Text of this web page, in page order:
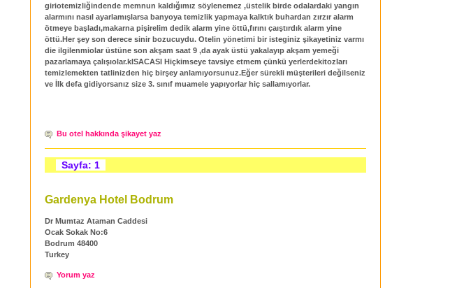
giriotemizliğindende memnun kaldığımız söylenemez ,üstelik birde odalardaki yangın
alarmını nasıl ayarlamışlarsa banyoya temizlik yapmaya kalktık buhardan zırzır alarm
ötmeye başladı,makarna pişirelim dedik alarm yine öttü,fırını çaıştırdık alarm yine
öttü.Her şey son derece sinir bozucuydu. Otelin yönetimi bir isteginiz şikayetiniz varmı
die ilgilenmiolar üstüne son akşam saat 9 ,da ayak üstü yakalayıp akşam yemeği
pazarlamaya çalışıolar.kISACASI Hiçkimseye tavsiye etmem çünkü yerlerdekitozları
temizlemekten tatlinizden hiç birşey anlamıyorsunuz.Eğer sürekli müşterileri değilseniz
ve İlk defa gidiyorsanız size 3. sınıf muamele yapıyorlar hiç sallamıyorlar.
Bu otel hakkında şikayet yaz
Sayfa: 1
Gardenya Hotel Bodrum
Dr Mumtaz Ataman Caddesi
Ocak Sokak No:6
Bodrum 48400
Turkey
Yorum yaz